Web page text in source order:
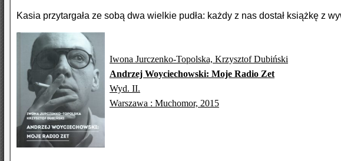
Kasia przytargała ze sobą dwa wielkie pudła: każdy z nas dostał książkę z
Iwona Jurczenko-Topolska, Krzysztof Dubiński
Andrzej Woyciechowski: Moje Radio Zet
Wyd. II.
Warszawa : Muchomor, 2015